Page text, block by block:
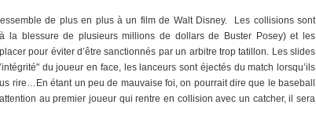
de plus en plus à un film de Walt Disney. Les collisions sont
la blessure de plusieurs millions de dollars de Buster Posey) et les
pour éviter d’être sanctionnés par un arbitre trop tatillon. Les slides
du joueur en face, les lanceurs sont éjectés du match lorsqu’ils
rire…En étant un peu de mauvaise foi, on pourrait dire que le baseball
au premier joueur qui rentre en collision avec un catcher, il sera